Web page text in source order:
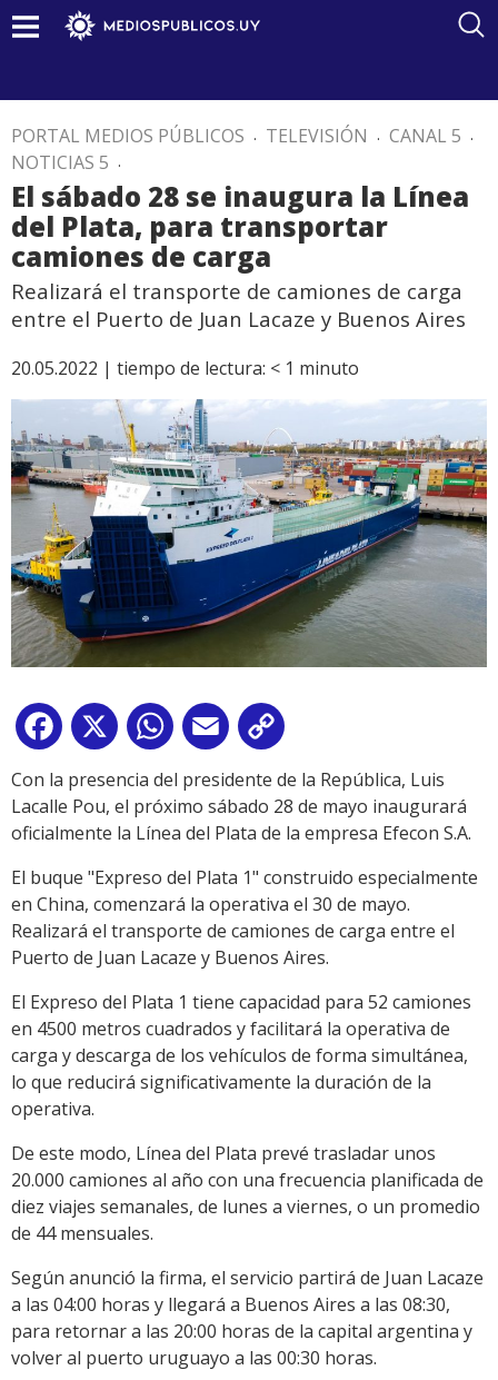
PORTAL MEDIOS PÚBLICOS . TELEVISIÓN . CANAL 5 .
NOTICIAS 5 .
El sábado 28 se inaugura la Línea
del Plata, para transportar
camiones de carga
Realizará el transporte de camiones de carga
entre el Puerto de Juan Lacaze y Buenos Aires
20.05.2022 | tiempo de lectura: < 1 minuto
Facebook
X WhatsApp
Email
Link
Con la presencia del presidente de la República, Luis
Lacalle Pou, el próximo sábado 28 de mayo inaugurará
oficialmente la Línea del Plata de la empresa Efecon S.A.
El buque "Expreso del Plata 1" construido especialmente
en China, comenzará la operativa el 30 de mayo.
Realizará el transporte de camiones de carga entre el
Puerto de Juan Lacaze y Buenos Aires.
El Expreso del Plata 1 tiene capacidad para 52 camiones
en 4500 metros cuadrados y facilitará la operativa de
carga y descarga de los vehículos de forma simultánea,
lo que reducirá significativamente la duración de la
operativa.
De este modo, Línea del Plata prevé trasladar unos
20.000 camiones al año con una frecuencia planificada de
diez viajes semanales, de lunes a viernes, o un promedio
de 44 mensuales.
Según anunció la firma, el servicio partirá de Juan Lacaze
a las 04:00 horas y llegará a Buenos Aires a las 08:30,
para retornar a las 20:00 horas de la capital argentina y
volver al puerto uruguayo a las 00:30 horas.